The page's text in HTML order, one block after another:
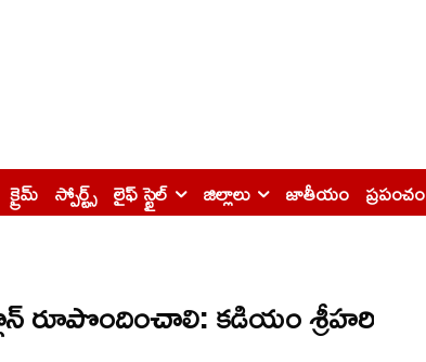
క్రైమ్ స్పోర్ట్స్ లైఫ్ స్టైల్ జిల్లాలు జాతీయం ప్రపంచం
రూపొందించాలి: కడియం శ్రీహరి